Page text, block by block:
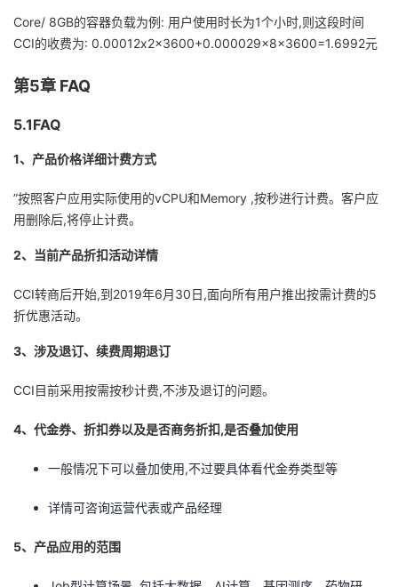
Core/ 8GB的容器负载为例: 用户使用时长为1个小时,则这段时间
CCI的收费为: 0.00012x2x3600+0.000029x8x3600=1.6992元
第5章 FAQ
5.1FAQ
1、产品价格详细计费方式
”按照客户应用实际使用的vCPU和Memory ,按秒进行计费。客户应
用删除后,将停止计费。
2、当前产品折扣活动详情
CCI转商后开始,到2019年6月30日,面向所有用户推出按需计费的5
折优惠活动。
3、涉及退订、续费周期退订
CCI目前采用按需按秒计费,不涉及退订的问题。
4、代金券、折扣券以及是否商务折扣,是否叠加使用
一般情况下可以叠加使用,不过要具体看代金券类型等
详情可咨询运营代表或产品经理
5、产品应用的范围